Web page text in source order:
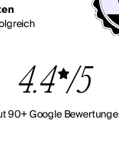
4.4 /5
90+ Google